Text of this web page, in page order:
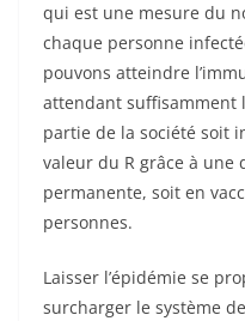
qui est une mesure du
chaque personne
pouvons atteindre
attendant suffisamment
partie de la société soit
valeur du R grâce à une
permanente, soit en
personnes.
Laisser l’épidémie se
surcharger le système